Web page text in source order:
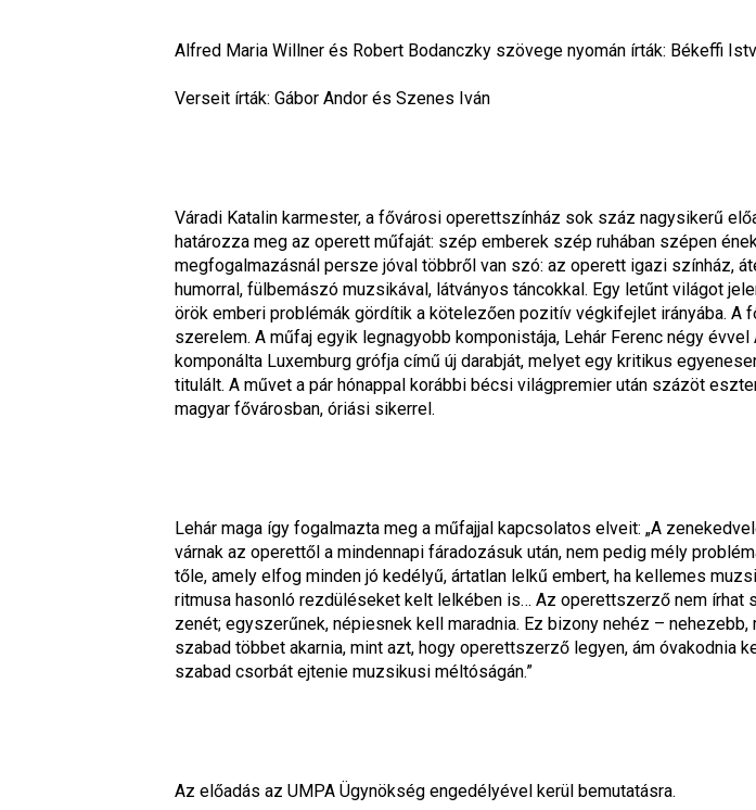
Alfred Maria Willner és Robert Bodanczky szövege nyomán írták: Békeffi
Verseit írták: Gábor Andor és Szenes Iván
Váradi Katalin karmester, a fővárosi operettszínház sok száz nagysikerű
határozza meg az operett műfaját: szép emberek szép ruhában szépen
megfogalmazásnál persze jóval többről van szó: az operett igazi színház,
humorral, fülbemászó muzsikával, látványos táncokkal. Egy letűnt világot
örök emberi problémák gördítik a kötelezően pozitív végkifejlet irányába. A
szerelem. A műfaj egyik legnagyobb komponistája, Lehár Ferenc négy
komponálta Luxemburg grófja című új darabját, melyet egy kritikus
titulált. A művet a pár hónappal korábbi bécsi világpremier után százöt
magyar fővárosban, óriási sikerrel.
Lehár maga így fogalmazta meg a műfajjal kapcsolatos elveit: „A
várnak az operettől a mindennapi fáradozásuk után, nem pedig mély
tőle, amely elfog minden jó kedélyű, ártatlan lelkű embert, ha kellemes
ritmusa hasonló rezdüléseket kelt lelkében is… Az operettszerző nem írhat
zenét; egyszerűnek, népiesnek kell maradnia. Ez bizony nehéz – nehezebb,
szabad többet akarnia, mint azt, hogy operettszerző legyen, ám óvakodnia
szabad csorbát ejtenie muzsikusi méltóságán.”
Az előadás az UMPA Ügynökség engedélyével kerül bemutatásra.